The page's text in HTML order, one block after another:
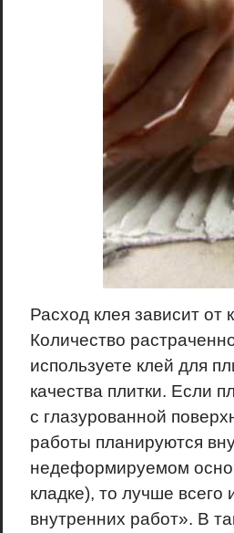
Расход клея зависит от
Количество
используете клей для
качества плитки. Если
с глазурованной
работы планируются
недеформируемом
кладке), то лучше
внутренних работ». В